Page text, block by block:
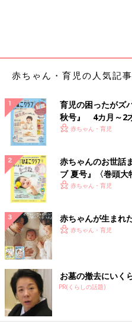
赤ちゃん・育児の人気記
育児の困ったがズ
秋号』 4カ月～2
いっぱい！
赤ちゃん・育児
赤ちゃんのお世話
ブ 夏号』〈巻頭
く！ おっぱい・ミ
赤ちゃん・育児
赤ちゃんが生まれ
赤ちゃん・育児
お墓の撤去にいく
PR(くらしの話題)